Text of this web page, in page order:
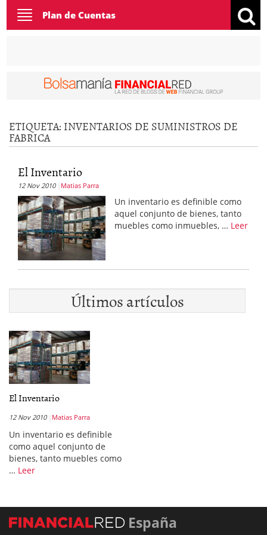
Toggle
navigation
Plan de Cuentas
ETIQUETA: INVENTARIOS DE SUMINISTROS DE
FABRICA
El Inventario
12 Nov 2010 Matias Parra
Un inventario es definible como
aquel conjunto de bienes, tanto
muebles como inmuebles, … Leer
Últimos artículos
El Inventario
12 Nov 2010 Matias Parra
Un inventario es definible
como aquel conjunto de
bienes, tanto muebles como
… Leer
España